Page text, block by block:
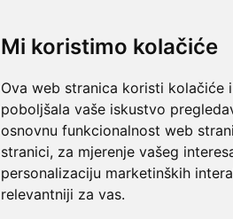
Mi koristimo kolačiće
Ova web stranica koristi kolačiće
poboljšala vaše iskustvo
osnovnu funkcionalnost web
stranici, za mjerenje vašeg
personalizaciju marketinških
relevantniji za vas.